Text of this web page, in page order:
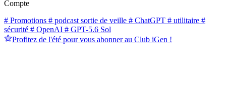
Compte
# Promotions # podcast sortie de veille # ChatGPT # utilitaire #
sécurité # OpenAI # GPT-5.6 Sol
Profitez de l'été pour vous abonner au Club iGen !